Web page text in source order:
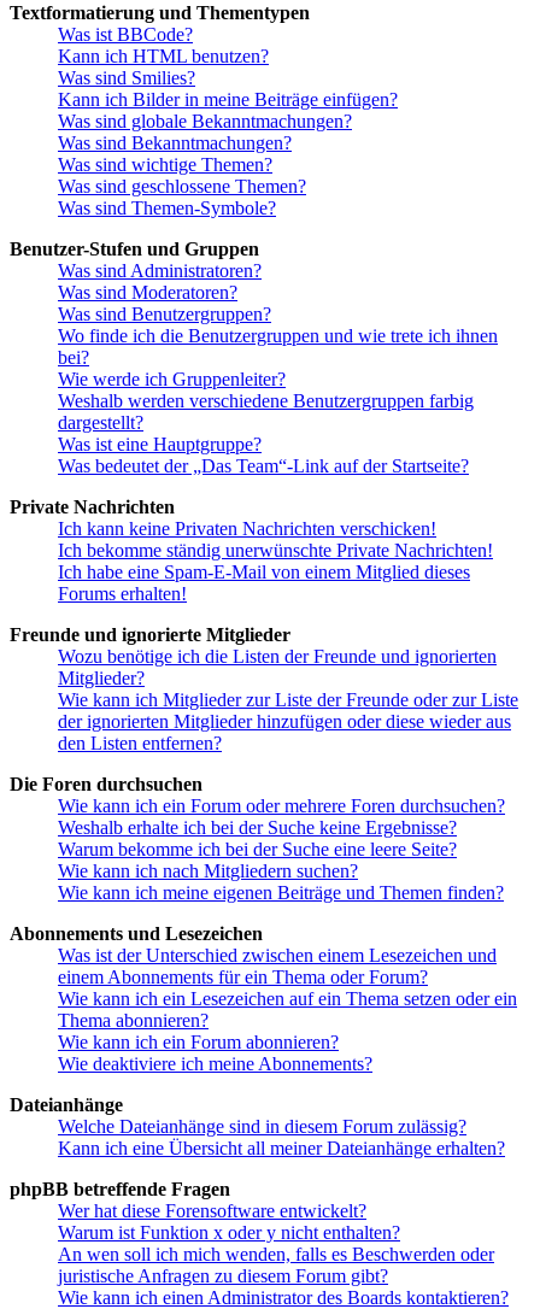
Textformatierung und Thementypen
Was ist BBCode?
Kann ich HTML benutzen?
Was sind Smilies?
Kann ich Bilder in meine Beiträge einfügen?
Was sind globale Bekanntmachungen?
Was sind Bekanntmachungen?
Was sind wichtige Themen?
Was sind geschlossene Themen?
Was sind Themen-Symbole?
Benutzer-Stufen und Gruppen
Was sind Administratoren?
Was sind Moderatoren?
Was sind Benutzergruppen?
Wo finde ich die Benutzergruppen und wie trete ich ihnen
bei?
Wie werde ich Gruppenleiter?
Weshalb werden verschiedene Benutzergruppen farbig
dargestellt?
Was ist eine Hauptgruppe?
Was bedeutet der „Das Team“-Link auf der Startseite?
Private Nachrichten
Ich kann keine Privaten Nachrichten verschicken!
Ich bekomme ständig unerwünschte Private Nachrichten!
Ich habe eine Spam-E-Mail von einem Mitglied dieses
Forums erhalten!
Freunde und ignorierte Mitglieder
Wozu benötige ich die Listen der Freunde und ignorierten
Mitglieder?
Wie kann ich Mitglieder zur Liste der Freunde oder zur Liste
der ignorierten Mitglieder hinzufügen oder diese wieder aus
den Listen entfernen?
Die Foren durchsuchen
Wie kann ich ein Forum oder mehrere Foren durchsuchen?
Weshalb erhalte ich bei der Suche keine Ergebnisse?
Warum bekomme ich bei der Suche eine leere Seite?
Wie kann ich nach Mitgliedern suchen?
Wie kann ich meine eigenen Beiträge und Themen finden?
Abonnements und Lesezeichen
Was ist der Unterschied zwischen einem Lesezeichen und
einem Abonnements für ein Thema oder Forum?
Wie kann ich ein Lesezeichen auf ein Thema setzen oder ein
Thema abonnieren?
Wie kann ich ein Forum abonnieren?
Wie deaktiviere ich meine Abonnements?
Dateianhänge
Welche Dateianhänge sind in diesem Forum zulässig?
Kann ich eine Übersicht all meiner Dateianhänge erhalten?
phpBB betreffende Fragen
Wer hat diese Forensoftware entwickelt?
Warum ist Funktion x oder y nicht enthalten?
An wen soll ich mich wenden, falls es Beschwerden oder
juristische Anfragen zu diesem Forum gibt?
Wie kann ich einen Administrator des Boards kontaktieren?